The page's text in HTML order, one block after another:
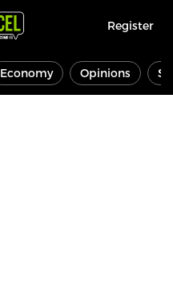
Register
Economy Opinions